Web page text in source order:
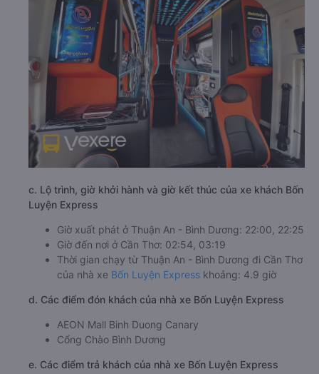
c. Lộ trình, giờ khởi hành và giờ kết thúc của xe khách Bốn
Luyện Express
Giờ xuất phát ở Thuận An - Bình Dương: 22:00, 22:25
Giờ đến nơi ở Cần Thơ: 02:54, 03:19
Thời gian chạy từ Thuận An - Bình Dương đi Cần Thơ
của nhà xe Bốn Luyện Express khoảng: 4.9 giờ
d. Các điểm đón khách của nhà xe Bốn Luyện Express
AEON Mall Binh Duong Canary
Cổng Chào Bình Dương
e. Các điểm trả khách của nhà xe Bốn Luyện Express